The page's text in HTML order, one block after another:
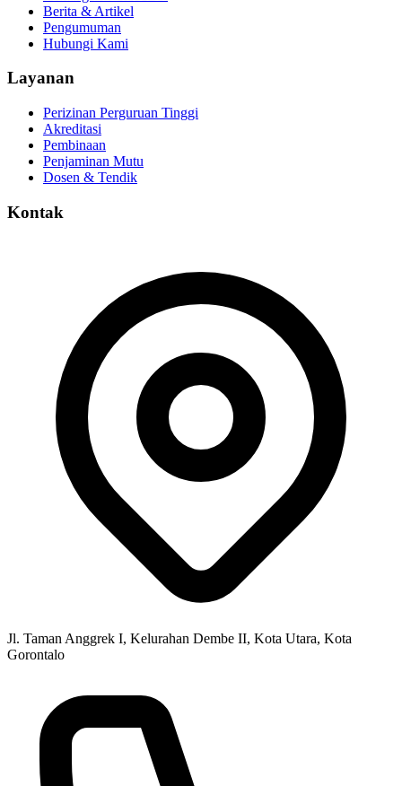
Berita & Artikel
Pengumuman
Hubungi Kami
Layanan
Perizinan Perguruan Tinggi
Akreditasi
Pembinaan
Penjaminan Mutu
Dosen & Tendik
Kontak
Jl. Taman Anggrek I, Kelurahan Dembe II, Kota Utara, Kota
Gorontalo